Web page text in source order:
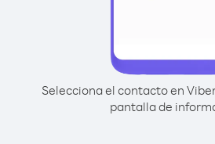
Selecciona el contacto en
pantalla de